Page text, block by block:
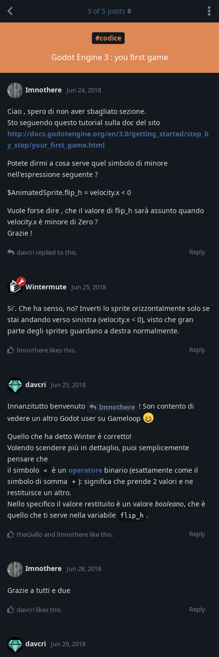
#codice
Godot Engine 3 : you first game
3 of 5 posts
Imnothere Jun 24, 2018
Ciao , spero di non aver sbagliato sezione.
Sto seguendo questo tutorial sulla doc del sito
http://docs.godotengine.org/en/3.0/getting_started/step_b
y_step/your_first_game.html
Potete dirmi a cosa serve quel simbolo di minore
nell'espressione seguente ?
$AnimatedSprite.flip_h = velocity.x < 0
Vuole forse dire , che il valore di flip_h sarà assunto quando
velocity.x è minore di Zero ?
Grazie !
Reply
davcri replied to this.
Wintermute Jun 25, 2018
Si'. Che ha senso, no? Inverti lo sprite orizzontalmente solo se
stai andando verso sinistra (velocity.x < 0), visto che gran
parte degli sprites guardano a destra normalmente.
Reply
Imnothere likes this.
davcri Jun 25, 2018
Innanzitutto benvenuto Imnothere ! Son contento di
vedere un altro Godot user su Gameloop
Quello che ha detto Winter è corretto!
Volendo scendere più in dettaglio, puoi semplicemente
pensare che
il simbolo < è un operatore binario (esattamente come il
simbolo di somma
+ ): significa che prende 2 valori e ne
restituisce un altro.
Nello specifico il valore restituito è un valore booleano, che è
quello che ti serve nella variabile
flip_h .
Reply
theGiallo and Imnothere like this.
Imnothere Jun 28, 2018
Grazie a tutti e due
Reply
davcri likes this.
davcri Jun 29, 2018